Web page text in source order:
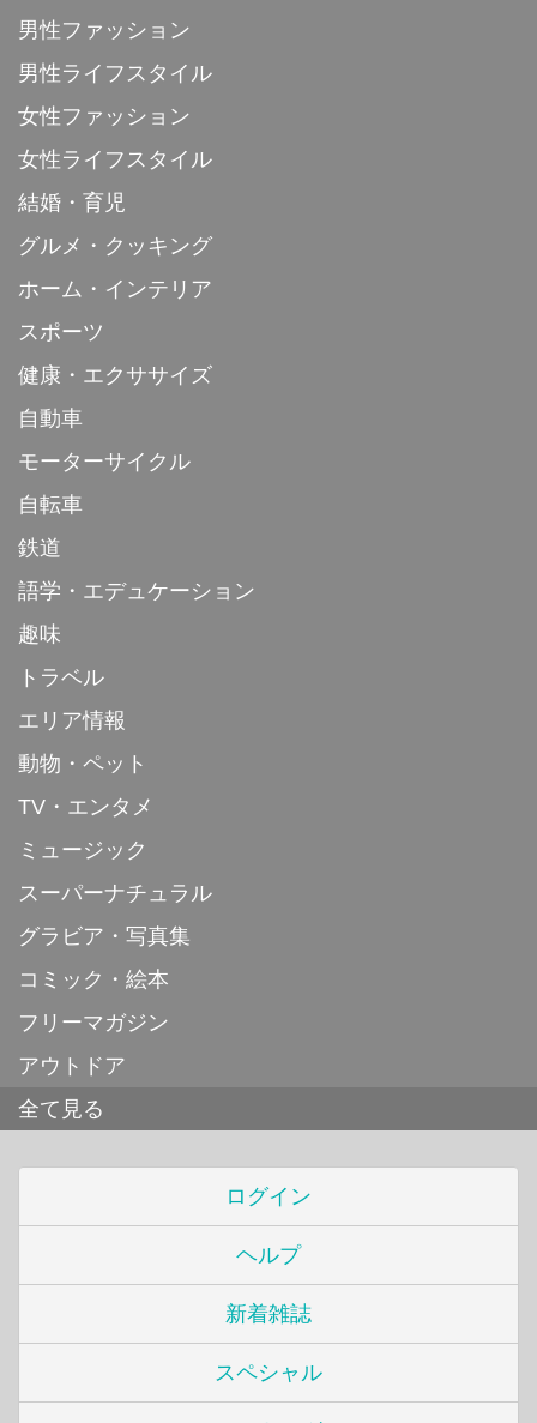
男性ファッション
男性ライフスタイル
女性ファッション
女性ライフスタイル
結婚・育児
グルメ・クッキング
ホーム・インテリア
スポーツ
健康・エクササイズ
自動車
モーターサイクル
自転車
鉄道
語学・エデュケーション
趣味
トラベル
エリア情報
動物・ペット
TV・エンタメ
ミュージック
スーパーナチュラル
グラビア・写真集
コミック・絵本
フリーマガジン
アウトドア
全て見る
ログイン
ヘルプ
新着雑誌
スペシャル